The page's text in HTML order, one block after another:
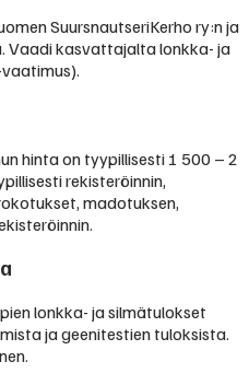
SuursnautseriKerho ry:n ja
Vaadi kasvattajalta lonkka- ja
hinta on tyypillisesti 1 500 – 2
rekisteröinnin,
madotuksen,
lonkka- ja silmätulokset
ja geenitestien tuloksista.